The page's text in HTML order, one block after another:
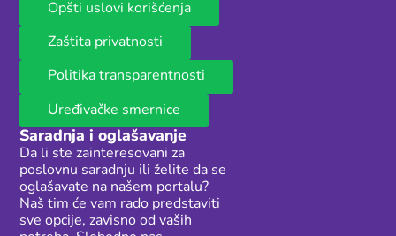
Opšti uslovi korišćenja
Zaštita privatnosti
Politika transparentnosti
Uređivačke smernice
Saradnja i oglašavanje
Da li ste zainteresovani za
poslovnu saradnju ili želite da se
oglašavate na našem portalu?
Naš tim će vam rado predstaviti
sve opcije, zavisno od vaših